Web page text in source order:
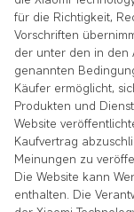
für die Richtigkeit,
Vorschriften
der unter den in den
genannten
Käufer ermöglicht,
Produkten und
Website
Kaufvertrag
Meinungen zu
Die Website kann
enthalten. Die